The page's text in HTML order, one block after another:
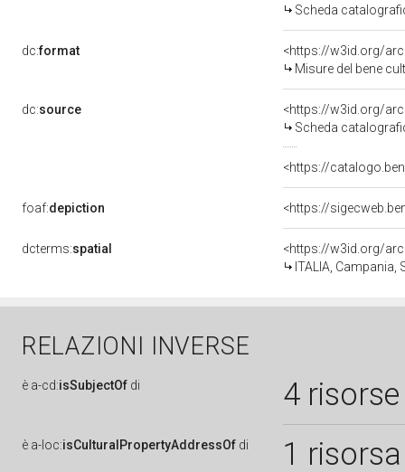
Scheda
dc:format
<https://w3id.org/
Misure del bene
dc:source
<https://w3id.org/
Scheda
<https://
foaf:depiction <https://
dcterms:spatial
<https://w3id.org/
ITALIA, Campania,
RELAZIONI INVERSE
è a-cd:isSubjectOf di 4 risorse
è a-loc:isCulturalPropertyAddressOf di 1 risorsa